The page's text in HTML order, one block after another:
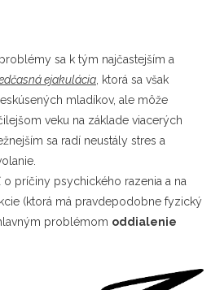
sa k tým najčastejším a
ejakulácia, ktorá sa však
mladíkov, ale môže
veku na základe viacerých
sa radí neustály stres a
príčiny psychického razenia a na
(ktorá má pravdepodobne fyzický
problémom oddialenie